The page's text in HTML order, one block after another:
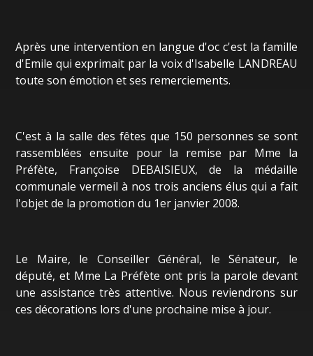
Après une intervention en langue d'oc c'est la famille
d'Emile qui exprimait par la voix d'Isabelle LANDREAU
toute son émotion et ses remerciements.
C'est à la salle des fêtes que 150 personnes se sont
rassemblées ensuite pour la remise par Mme la
Préfète, Françoise DEBAISIEUX, de la médaille
communale vermeil à nos trois anciens élus qui a fait
l'objet de la promotion du 1er janvier 2008.
Le Maire, le Conseiller Général, le Sénateur, le
député, et Mme La Préfète ont pris la parole devant
une assistance très attentive. Nous reviendrons sur
ces décorations lors d'une prochaine mise à jour.